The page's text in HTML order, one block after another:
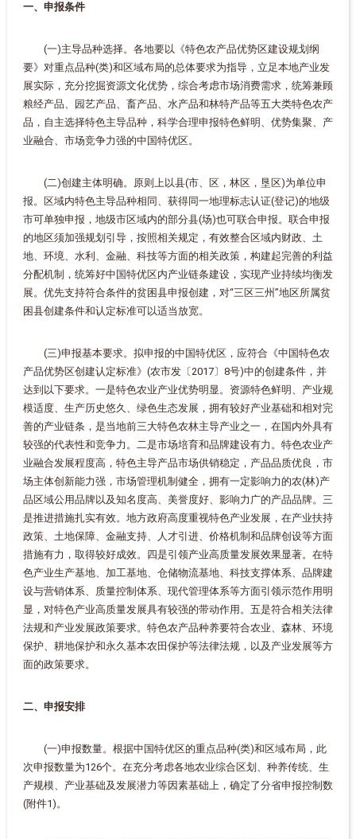
一、申报条件
(一)主导品种选择。各地要以《特色农产品优势区建设规划纲
要》对重点品种(类)和区域布局的总体要求为指导，立足本地产业发
展实际，充分挖掘资源文化优势，综合考虑市场消费需求，统筹兼顾
粮经产品、园艺产品、畜产品、水产品和林特产品等五大类特色农产
品，自主选择特色主导品种，科学合理申报特色鲜明、优势集聚、产
业融合、市场竞争力强的中国特优区。
(二)创建主体明确。原则上以县(市、区，林区，垦区)为单位申
报。区域内特色主导品种相同、获得同一地理标志认证(登记)的地级
市可单独申报，地级市区域内的部分县(场)也可联合申报。联合申报
的地区须加强规划引导，按照相关规定，有效整合区域内财政、土
地、环境、水利、金融、科技等方面的相关政策，构建起完善的利益
分配机制，统筹好中国特优区内产业链条建设，实现产业持续均衡发
展。优先支持符合条件的贫困县申报创建，对“三区三州”地区所属贫
困县创建条件和认定标准可以适当放宽。
(三)申报基本要求。拟申报的中国特优区，应符合《中国特色农
产品优势区创建认定标准》(农市发〔2017〕8号)中的创建条件，并
达到以下要求。一是特色农业产业优势明显。资源特色鲜明、产业规
模适度、生产历史悠久、绿色生态发展，拥有较好产业基础和相对完
善的产业链条，是当地前三大特色农林主导产业之一，在国内外具有
较强的代表性和竞争力。二是市场培育和品牌建设有力。特色农业产
业融合发展程度高，特色主导产品市场供销稳定，产品品质优良，市
场主体创新能力强，市场管理机制健全，拥有一定影响力的农(林)产
品区域公用品牌以及知名度高、美誉度好、影响力广的产品品牌。三
是推进措施扎实有效。地方政府高度重视特色产业发展，在产业扶持
政策、土地保障、金融支持、人才引进、价格机制和品牌创设等方面
措施有力，取得较好成效。四是引领产业高质量发展效果显著。在特
色产业生产基地、加工基地、仓储物流基地、科技支撑体系、品牌建
设与营销体系、质量控制体系、现代管理体系等方面引领示范作用明
显，对特色产业高质量发展具有较强的带动作用。五是符合相关法律
法规和产业发展政策要求。特色农产品种养要符合农业、森林、环境
保护、耕地保护和永久基本农田保护等法律法规，以及产业发展等方
面的政策要求。
二、申报安排
(一)申报数量。根据中国特优区的重点品种(类)和区域布局，此
次申报数量为126个。在充分考虑各地农业综合区划、种养传统、生
产规模、产业基础及发展潜力等因素基础上，确定了分省申报控制数
(附件1)。